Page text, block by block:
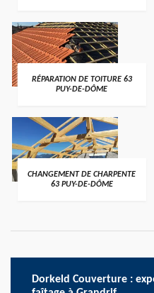
RÉPARATION DE TOITURE 63
PUY-DE-DÔME
CHANGEMENT DE CHARPENTE
63 PUY-DE-DÔME
Dorkeld Couverture :